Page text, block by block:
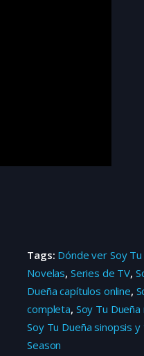
Tags: Dónde ver Soy
Novelas, Series de TV,
Dueña capítulos online,
completa, Soy Tu
Soy Tu Dueña sinopsis y
Season